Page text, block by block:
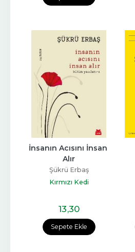
Sepete Ekle
İnsanın Acısını İnsan
Alır
Şükrü Erbaş
Kırmızı Kedi
13,30